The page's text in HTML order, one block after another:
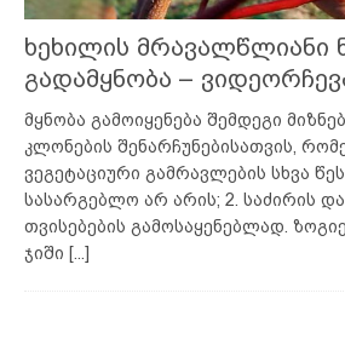
ხეხილის მრავალწლიანი
გადამყნობა –
მყნობა გამოიყენება შემდეგი
კლონების შენარჩუნებისათვის,
ვეგეტაციური გამრავლების სხვა
სასარგებლო არ არის; 2. საძირის
თვისებების გამოსაყენებლად.
ჯიში [...]